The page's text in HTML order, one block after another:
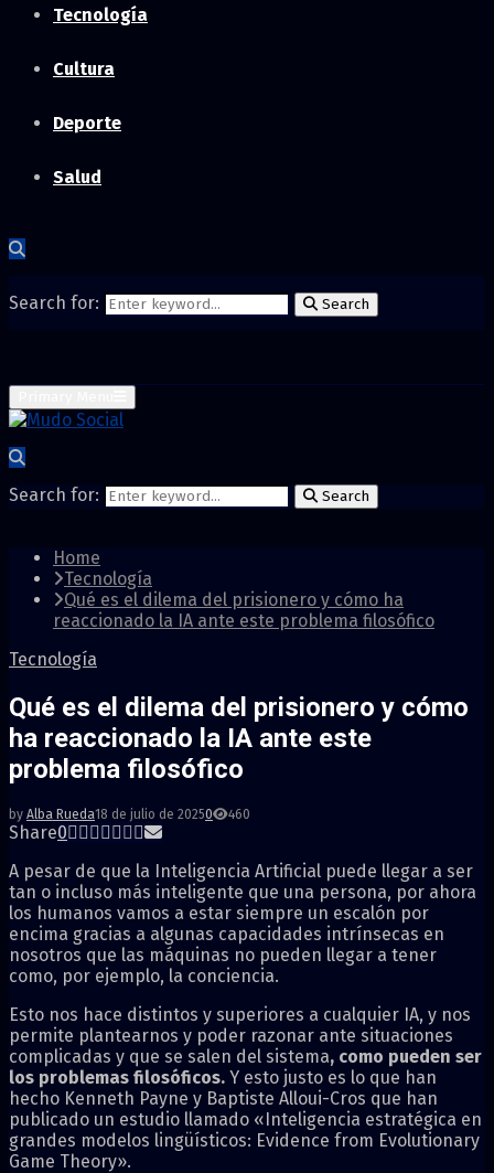
Tecnología
Cultura
Deporte
Salud
Search for: Search
Search for: Search
Home
Tecnología
Qué es el dilema del prisionero y cómo ha
reaccionado la IA ante este problema filosófico
Tecnología
Qué es el dilema del prisionero y cómo
ha reaccionado la IA ante este
problema filosófico
by Alba Rueda18 de julio de 20250 460
Share0
A pesar de que la Inteligencia Artificial puede llegar a ser
tan o incluso más inteligente que una persona, por ahora
los humanos vamos a estar siempre un escalón por
encima gracias a algunas capacidades intrínsecas en
nosotros que las máquinas no pueden llegar a tener
como, por ejemplo, la conciencia.
Esto nos hace distintos y superiores a cualquier IA, y nos
permite plantearnos y poder razonar ante situaciones
complicadas y que se salen del sistema, como pueden ser
los problemas filosóficos. Y esto justo es lo que han
hecho Kenneth Payne y Baptiste Alloui-Cros que han
publicado un estudio llamado «Inteligencia estratégica en
grandes modelos lingüísticos: Evidence from Evolutionary
Game Theory».